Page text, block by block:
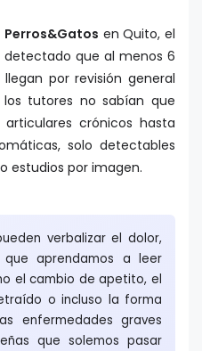
Perros&Gatos en Quito, el
detectado que al menos 6
por revisión general
tutores no sabían que
crónicos hasta
solo detectables
estudios por imagen.
verbalizar el dolor,
aprendamos a leer
el cambio de apetito, el
o incluso la forma
enfermedades graves
que solemos pasar